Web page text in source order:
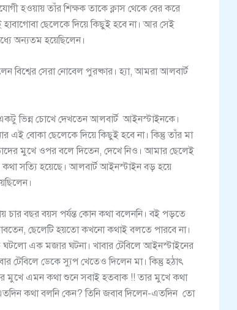
হওয়ায় তাঁর শিক্ষক তাকে ক্লাস থেকে বের করে
ছেলেকে দিয়ে কিছুই হবে না। আর সেই
অন্যতম হয়েছিলেন।
বিশ্বের সেরা নোবেল পুরষ্কার। হ্যা, আমরা আলবার্ট
ভিন্ন চোখে দেখতেন আলবার্ট আইনস্টাইনকে।
বোকা ছেলেকে দিয়ে কিছুই হবে না। কিন্তু তাঁর মা
মুখে ওপর বলে দিতেন, দেখে নিও। আমার ছেলেই
সত্যি হয়েছে। আলবার্ট আইনস্টাইন বড় হয়ে
বছর বয়স পর্যন্ত কোন কথা বলেননি। বই পড়তে
ছেলেটি হয়তো কখনো কথাই বলতে পারবে না।
ঘটলো এক মজার ঘটনা। খাবার টেবিলে আইনস্টাইনের
টেবিলে ডেকে স্যুপ খেতেও দিলেন মা। কিন্তু হঠাৎ
মুখে এমন কথা শুনে সবাই হতবাক !! তার মুখে কথা
কথা বলনি কেন? তিনি জবাব দিলেন-এতদিন তো